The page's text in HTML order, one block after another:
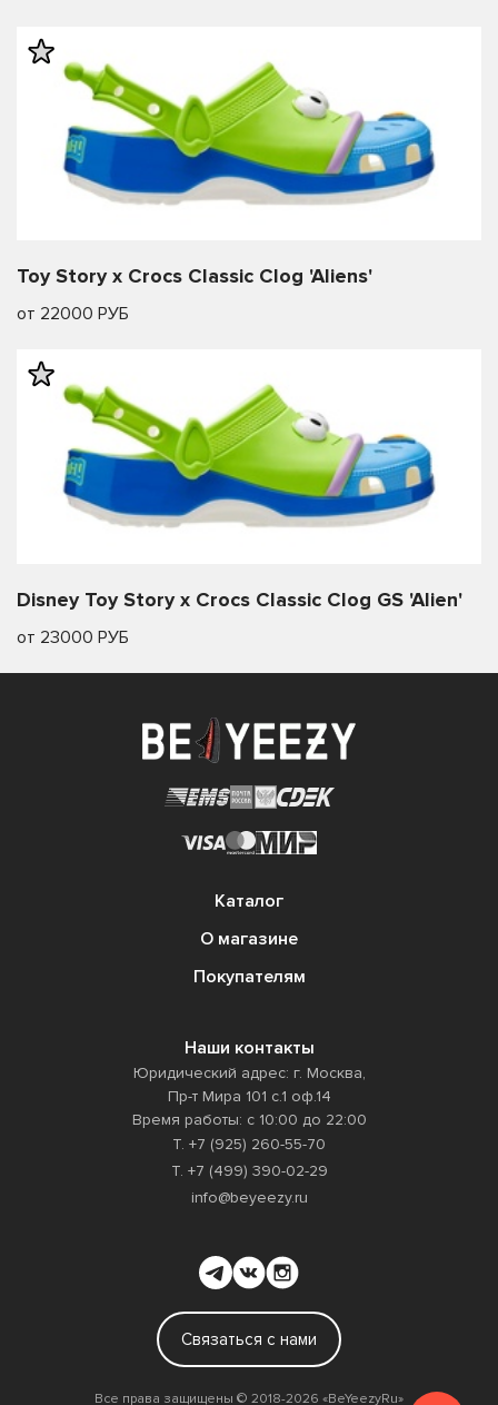
Toy Story x Crocs Classic Clog 'Aliens'
от 22000 РУБ
Disney Toy Story x Crocs Classic Clog GS 'Alien'
от 23000 РУБ
Каталог
О магазине
Покупателям
Наши контакты
Юридический адрес: г. Москва,
Пр-т Мира 101 с.1 оф.14
Время работы: с 10:00 до 22:00
Т. +7 (925) 260-55-70
Т. +7 (499) 390-02-29
info@beyeezy.ru
Связаться с нами
Все права защищены ©️ 2018-2026 «BeYeezyRu»